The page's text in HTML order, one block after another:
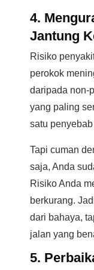
4.
Jantung
Risiko
perokok
daripada non-
yang paling
satu
Tapi cuman
saja, Anda
Risiko Anda
berkurang.
dari bahaya,
jalan yang
5.